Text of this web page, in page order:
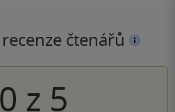
čtenářů
z 5